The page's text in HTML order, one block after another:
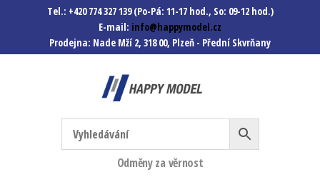
Tel.: +420 774 327 139 (Po-Pá: 11-17 hod., So: 09-12 hod.)
E-mail: info@happymodel.cz
Prodejna: Nade Mží 2, 318 00, Plzeň - Přední Skvrňany
Happymodel.cz
Modely autíček, modelová
železnice, mašinky, vagóny a
mnohem víc.
Odměny za věrnost